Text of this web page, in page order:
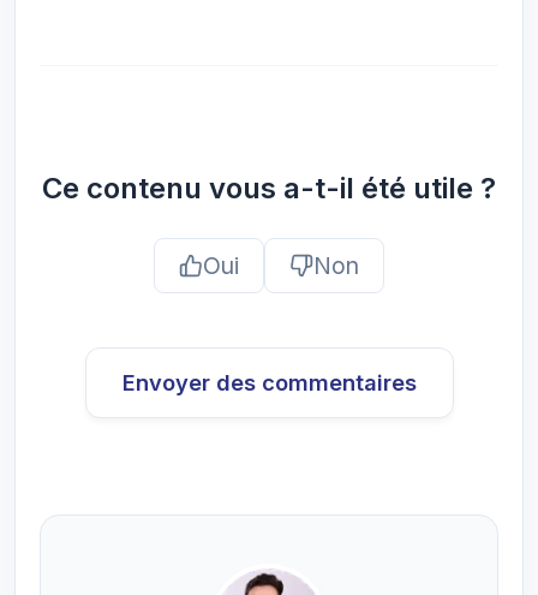
Ce contenu vous a-t-il été utile ?
Oui Non
Envoyer des commentaires